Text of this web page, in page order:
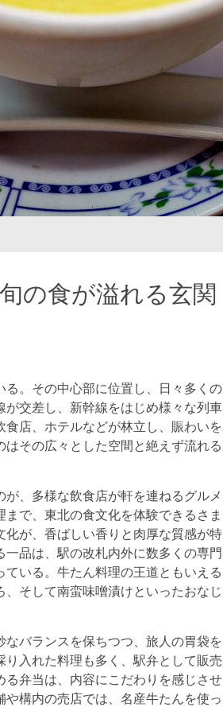
の食が溢れる玄関
。 その中心部に位置し、日々多くの
交差し、新幹線をはじめ様々な列車
店、ホテルなどが林立し、賑わいを
その広々とした空間と絶えず流れる
、多様な飲食店が軒を連ねるグルメ
で、東北の食文化を体験できるさま
が、香ばしい香りと肉厚な質感が特
品は、駅の改札内外に数多くの専門
いる。牛たん料理の王道ともいえる
そして南蛮味噌漬けといったおなじ
バランスを保ちつつ、旅人の胃袋を
入れた料理も多く、駅弁として販売
弁当は、内容にこだわりを感じさせ
構内の売店では、名産牛たんを使っ